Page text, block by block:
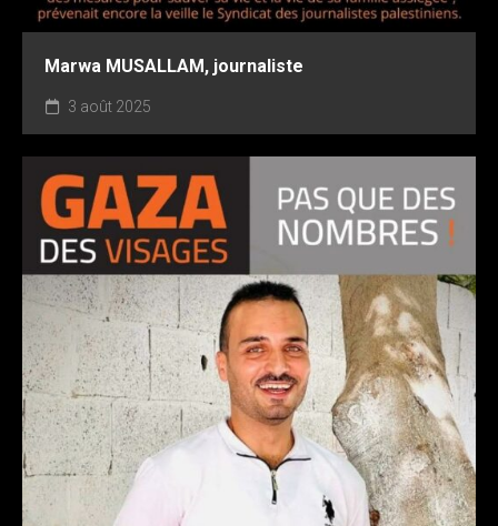
Marwa MUSALLAM, journaliste
3 août 2025